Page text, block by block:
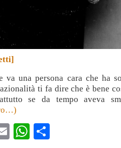
va una persona cara che ha
ti fa dire che è bene
se da tempo aveva
EmailWhatsApp